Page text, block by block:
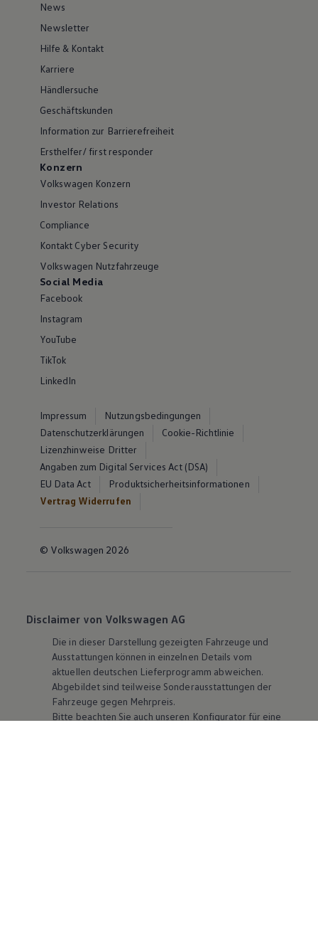
News
Newsletter
Hilfe & Kontakt
Karriere
Händlersuche
Geschäftskunden
Information zur Barrierefreiheit
Ersthelfer/ first responder
Konzern
Volkswagen Konzern
Investor Relations
Compliance
Kontakt Cyber Security
Volkswagen Nutzfahrzeuge
Social Media
Facebook
Instagram
YouTube
TikTok
LinkedIn
Impressum
Nutzungsbedingungen
Datenschutzerklärungen
Cookie-Richtlinie
Lizenzhinweise Dritter
Angaben zum Digital Services Act (DSA)
EU Data Act
Produktsicherheitsinformationen
Vertrag Widerrufen
© Volkswagen 2026
Disclaimer von Volkswagen AG
Die in dieser Darstellung gezeigten Fahrzeuge und
Ausstattungen können in einzelnen Details vom
aktuellen deutschen Lieferprogramm abweichen.
Abgebildet sind teilweise Sonderausstattungen der
Fahrzeuge gegen Mehrpreis.
Bitte beachten Sie auch unseren Konfigurator für eine